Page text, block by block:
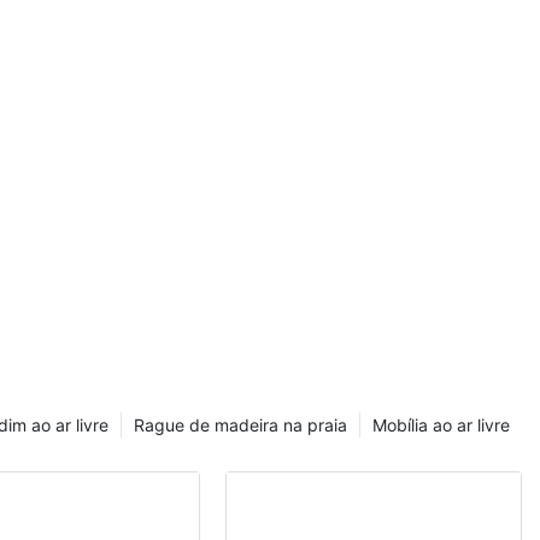
Mobília ao ar livre
Rague de madeira na praia
ao ar livre